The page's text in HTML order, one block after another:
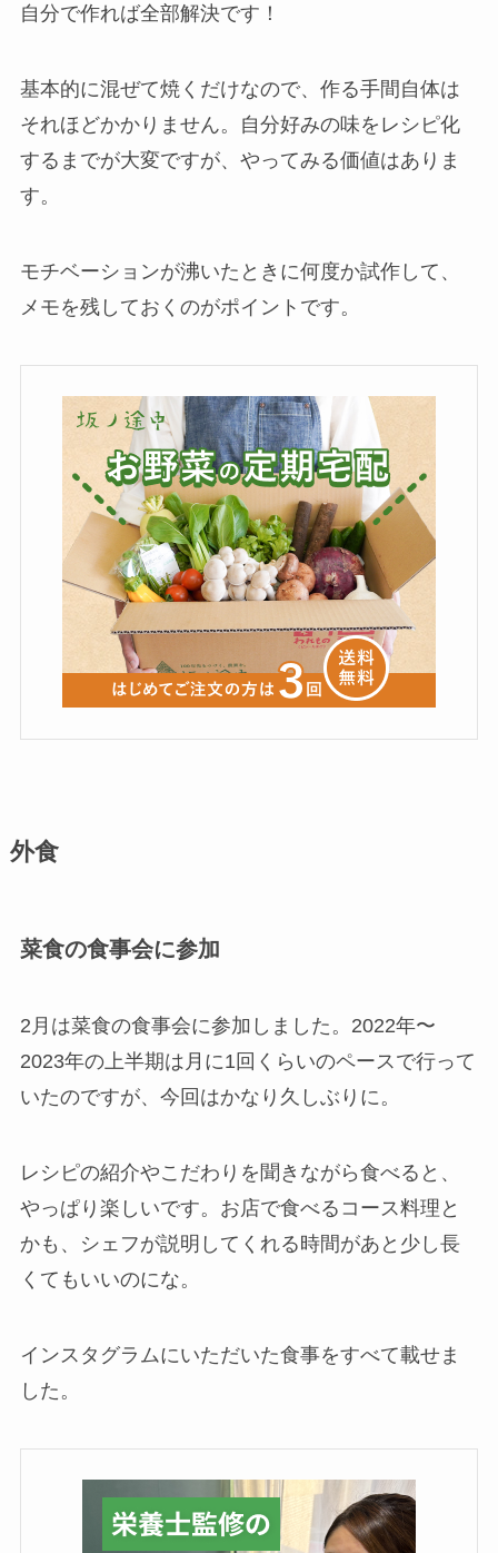
自分で作れば全部解決です！
基本的に混ぜて焼くだけなので、作る手間自体は
それほどかかりません。自分好みの味をレシピ化
するまでが大変ですが、やってみる価値はありま
す。
モチベーションが沸いたときに何度か試作して、
メモを残しておくのがポイントです。
外食
菜食の食事会に参加
2月は菜食の食事会に参加しました。2022年〜
2023年の上半期は月に1回くらいのペースで行って
いたのですが、今回はかなり久しぶりに。
レシピの紹介やこだわりを聞きながら食べると、
やっぱり楽しいです。お店で食べるコース料理と
かも、シェフが説明してくれる時間があと少し長
くてもいいのにな。
インスタグラムにいただいた食事をすべて載せま
した。